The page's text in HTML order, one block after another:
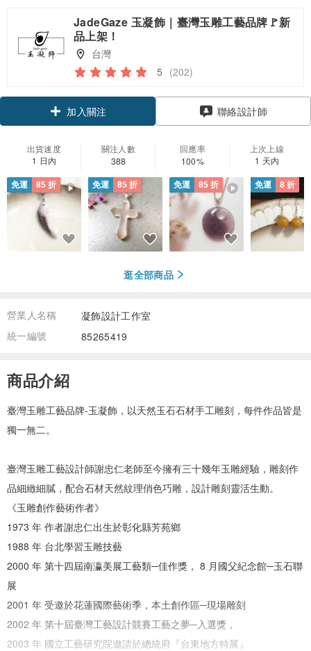
JadeGaze 玉凝飾｜臺灣玉雕工藝品牌🚩新
品上架！
台灣
5 (202)
加入關注
聯絡設計師
出貨速度
1 日內
關注人數
388
回應率
100%
上次上線
1 天內
免運 85 折 免運 85 折 免運 85 折 免運 8 折
逛全部商品
營業人名稱
凝飾設計工作室
統一編號
85265419
商品介紹
臺灣玉雕工藝品牌-玉凝飾，以天然玉石石材手工雕刻，每件作品皆是
獨一無二。
臺灣玉雕工藝設計師謝忠仁老師至今擁有三十幾年玉雕經驗，雕刻作
品細緻細膩，配合石材天然紋理俏色巧雕，設計雕刻靈活生動。
《玉雕創作藝術作者》
1973 年 作者謝忠仁出生於彰化縣芳苑鄉
1988 年 台北學習玉雕技藝
2000 年 第十四屆南瀛美展工藝類─佳作獎， 8 月國父紀念館─玉石聯
展
2001 年 受邀於花蓮國際藝術季，本土創作區─現場雕刻
2002 年 第十屆臺灣工藝設計競賽工藝之夢─入選獎，
2003 年 國立工藝研究院邀請於總統府『台東地方特展』